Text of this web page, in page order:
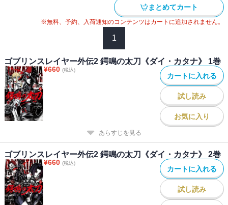
まとめてカート
※無料、予約、入荷通知のコンテンツはカートに追加されません。
1
ゴブリンスレイヤー外伝2 鍔鳴の太刀《ダイ・カタナ》 1巻
¥660 (税込)
カートに入れる
試し読み
お気に入り
あらすじを見る
ゴブリンスレイヤー外伝2 鍔鳴の太刀《ダイ・カタナ》 2巻
¥660 (税込)
カートに入れる
試し読み